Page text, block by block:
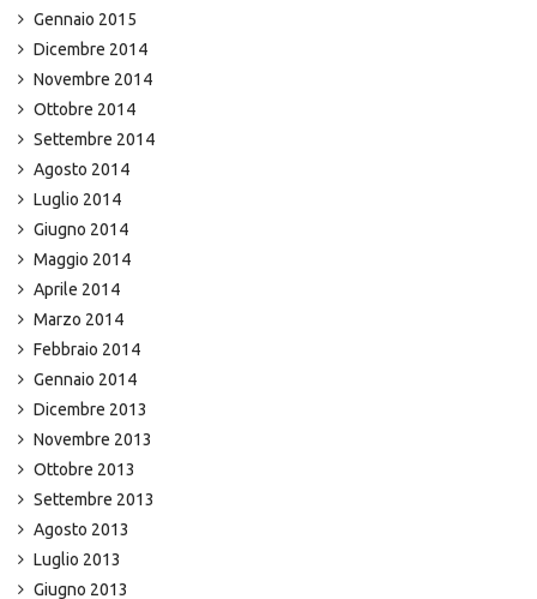
Gennaio 2015
Dicembre 2014
Novembre 2014
Ottobre 2014
Settembre 2014
Agosto 2014
Luglio 2014
Giugno 2014
Maggio 2014
Aprile 2014
Marzo 2014
Febbraio 2014
Gennaio 2014
Dicembre 2013
Novembre 2013
Ottobre 2013
Settembre 2013
Agosto 2013
Luglio 2013
Giugno 2013